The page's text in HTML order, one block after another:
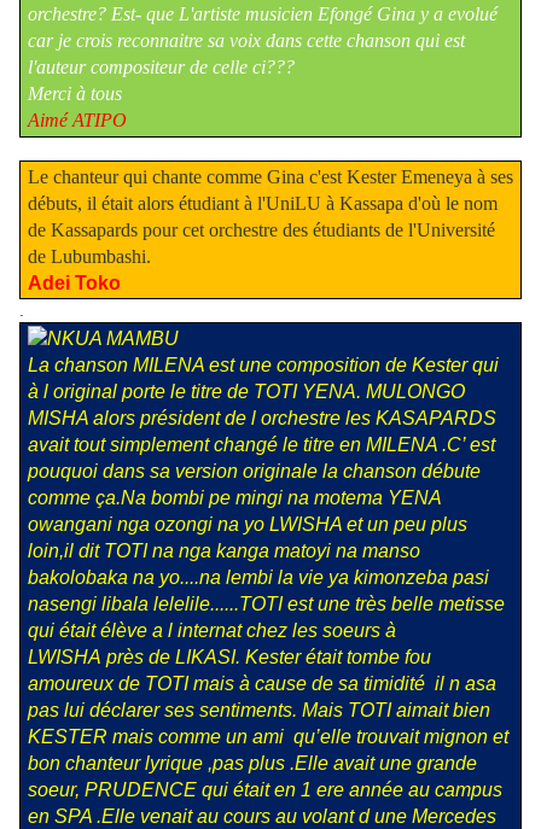
orchestre? Est- que L'artiste musicien Efongé Gina y a evolué
car je crois reconnaitre sa voix dans cette chanson qui est
l'auteur compositeur de celle ci???
Merci à tous
Aimé ATIPO
Le chanteur qui chante comme Gina c'est Kester Emeneya à ses
débuts, il était alors étudiant à l'UniLU à Kassapa d'où le nom
de Kassapards pour cet orchestre des étudiants de l'Université
de Lubumbashi.
Adei Toko
.
La chanson MILENA est une composition de Kester qui
à l original porte le titre de TOTI YENA. MULONGO
MISHA alors président de l orchestre les KASAPARDS
avait tout simplement changé le titre en MILENA .C’ est
pouquoi dans sa version originale la chanson débute
comme ça.Na bombi pe mingi na motema YENA
owangani nga ozongi na yo LWISHA et un peu plus
loin,il dit TOTI na nga kanga matoyi na manso
bakolobaka na yo....na lembi la vie ya kimonzeba pasi
nasengi libala lelelile......TOTI est une très belle metisse
qui était élève a l internat chez les soeurs à
LWISHA près de LIKASI. Kester était tombe fou
amoureux de TOTI mais à cause de sa timidité il n asa
pas lui déclarer ses sentiments. Mais TOTI aimait bien
KESTER mais comme un ami qu’elle trouvait mignon et
bon chanteur lyrique ,pas plus .Elle avait une grande
soeur, PRUDENCE qui était en 1 ere année au campus
en SPA .Elle venait au cours au volant d une Mercedes